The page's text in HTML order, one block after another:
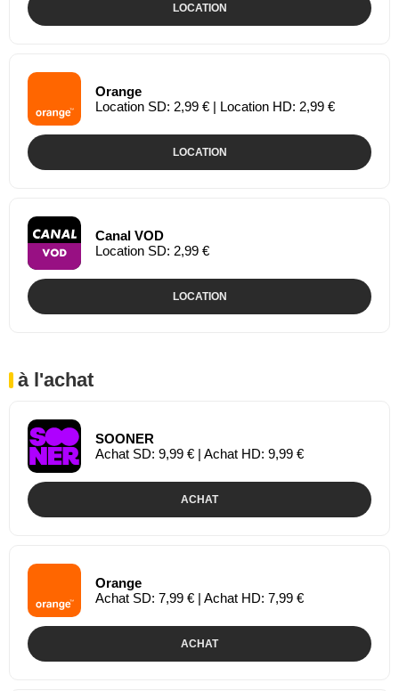
LOCATION
Orange
Location SD: 2,99 € | Location HD: 2,99 €
LOCATION
Canal VOD
Location SD: 2,99 €
LOCATION
à l'achat
SOONER
Achat SD: 9,99 € | Achat HD: 9,99 €
ACHAT
Orange
Achat SD: 7,99 € | Achat HD: 7,99 €
ACHAT